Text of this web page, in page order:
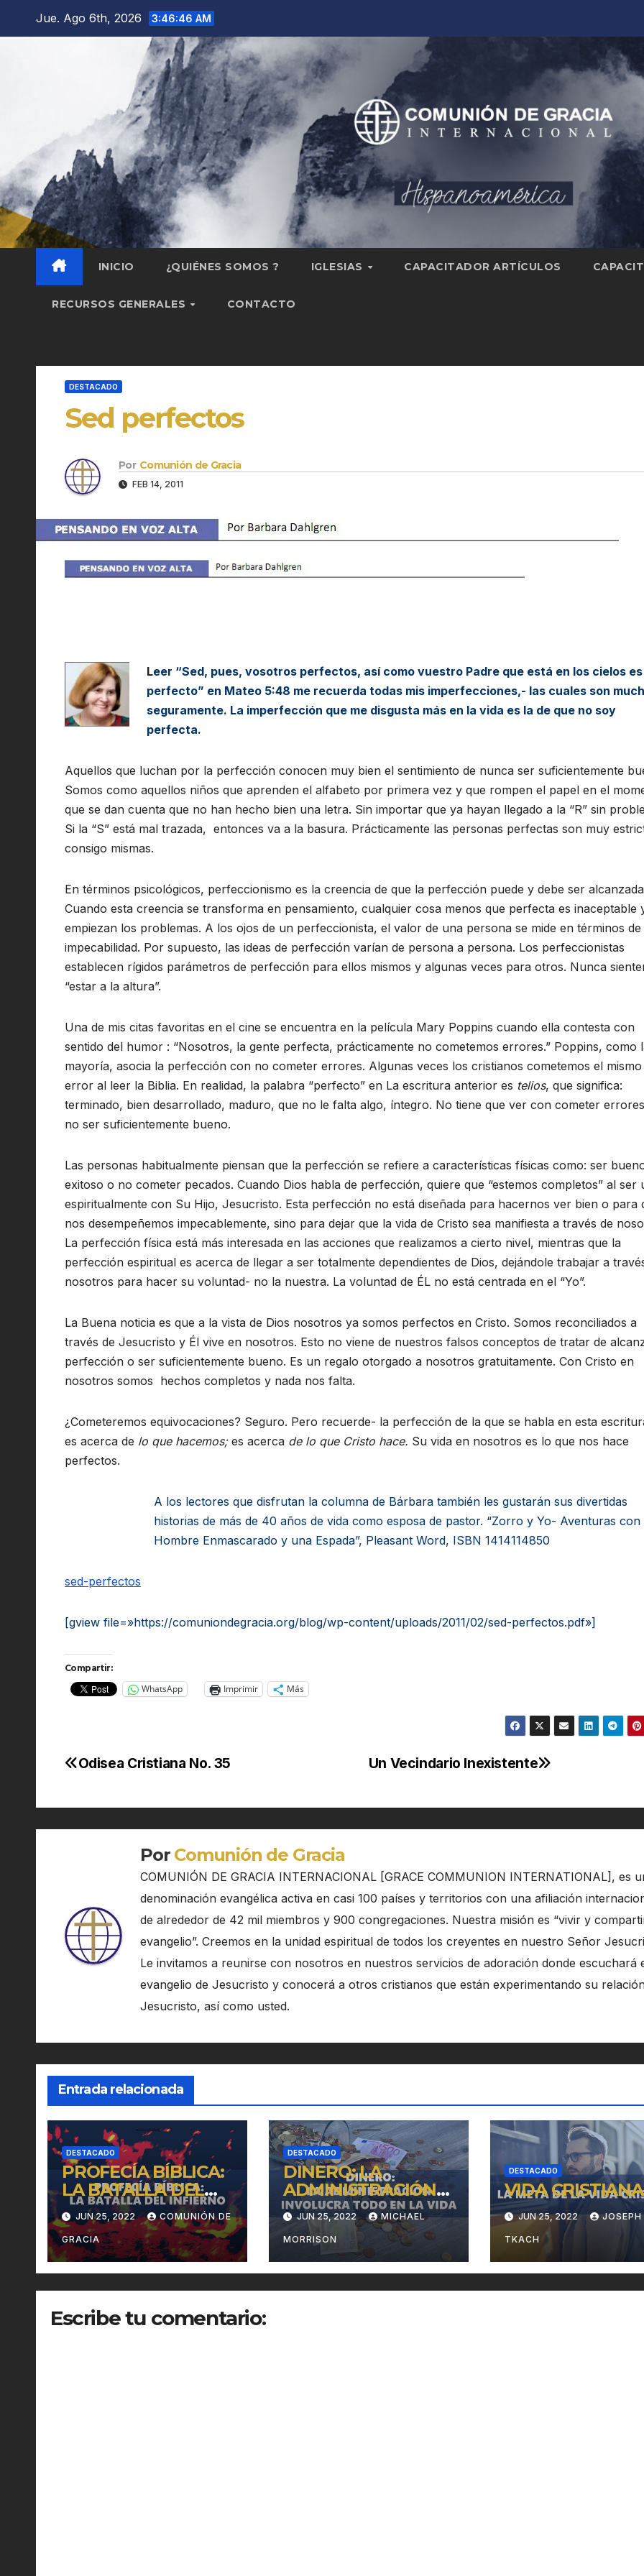
Jue. Ago 6th, 2026 3:46:47 AM
INICIO ¿QUIÉNES SOMOS ? IGLESIAS CAPACITADOR ARTÍCULOS
RECURSOS GENERALES CONTACTO
DESTACADO
Sed perfectos
Por Comunión de Gracia
FEB 14, 2011
Leer “Sed, pues, vosotros perfectos, así como vuestro Padre que está en los cielos es
perfecto” en Mateo 5:48 me recuerda todas mis imperfecciones,- las cuales son
seguramente. La imperfección que me disgusta más en la vida es la de que no soy
perfecta.
Aquellos que luchan por la perfección conocen muy bien el sentimiento de nunca ser suficientemente
Somos como aquellos niños que aprenden el alfabeto por primera vez y que rompen el papel en el
que se dan cuenta que no han hecho bien una letra. Sin importar que ya hayan llegado a la “R” sin
Si la “S” está mal trazada, entonces va a la basura. Prácticamente las personas perfectas son muy
consigo mismas.
En términos psicológicos, perfeccionismo es la creencia de que la perfección puede y debe ser
Cuando esta creencia se transforma en pensamiento, cualquier cosa menos que perfecta es inaceptable
empiezan los problemas. A los ojos de un perfeccionista, el valor de una persona se mide en términos de
impecabilidad. Por supuesto, las ideas de perfección varían de persona a persona. Los perfeccionistas
establecen rígidos parámetros de perfección para ellos mismos y algunas veces para otros. Nunca
“estar a la altura”.
Una de mis citas favoritas en el cine se encuentra en la película Mary Poppins cuando ella contesta con
sentido del humor : “Nosotros, la gente perfecta, prácticamente no cometemos errores.” Poppins, como
mayoría, asocia la perfección con no cometer errores. Algunas veces los cristianos cometemos el mismo
error al leer la Biblia. En realidad, la palabra “perfecto” en La escritura anterior es telios, que significa:
terminado, bien desarrollado, maduro, que no le falta algo, íntegro. No tiene que ver con cometer
no ser suficientemente bueno.
Las personas habitualmente piensan que la perfección se refiere a características físicas como: ser
exitoso o no cometer pecados. Cuando Dios habla de perfección, quiere que “estemos completos” al ser
espiritualmente con Su Hijo, Jesucristo. Esta perfección no está diseñada para hacernos ver bien o para
nos desempeñemos impecablemente, sino para dejar que la vida de Cristo sea manifiesta a través de
La perfección física está más interesada en las acciones que realizamos a cierto nivel, mientras que la
perfección espiritual es acerca de llegar a ser totalmente dependientes de Dios, dejándole trabajar a
nosotros para hacer su voluntad- no la nuestra. La voluntad de ÉL no está centrada en el “Yo”.
La Buena noticia es que a la vista de Dios nosotros ya somos perfectos en Cristo. Somos reconciliados a
través de Jesucristo y Él vive en nosotros. Esto no viene de nuestros falsos conceptos de tratar de
perfección o ser suficientemente bueno. Es un regalo otorgado a nosotros gratuitamente. Con Cristo en
nosotros somos hechos completos y nada nos falta.
¿Cometeremos equivocaciones? Seguro. Pero recuerde- la perfección de la que se habla en esta
es acerca de lo que hacemos; es acerca de lo que Cristo hace. Su vida en nosotros es lo que nos hace
perfectos.
A los lectores que disfrutan la columna de Bárbara también les gustarán sus divertidas
historias de más de 40 años de vida como esposa de pastor. “Zorro y Yo- Aventuras con
Hombre Enmascarado y una Espada”, Pleasant Word, ISBN 1414114850
sed-perfectos
[gview file=»https://comuniondegracia.org/blog/wp-content/uploads/2011/02/sed-perfectos.pdf»]
Compartir:
WhatsApp Imprimir Más
Navegación
entradas
Un Vecindario Inexistente
Odisea Cristiana No. 35
Por Comunión de Gracia
COMUNIÓN DE GRACIA INTERNACIONAL [GRACE COMMUNION INTERNATIONAL], es
denominación evangélica activa en casi 100 países y territorios con una afiliación
de alrededor de 42 mil miembros y 900 congregaciones. Nuestra misión es “vivir y
evangelio”. Creemos en la unidad espiritual de todos los creyentes en nuestro Señor
Le invitamos a reunirse con nosotros en nuestros servicios de adoración donde escuchará
evangelio de Jesucristo y conocerá a otros cristianos que están experimentando su
Jesucristo, así como usted.
Entrada relacionada
DESTACADO
PROFECÍA BÍBLICA:
LA BATALLA DEL
INFIERNO
JUN 25, 2022 COMUNIÓN DE
GRACIA
DESTACADO
DINERO: LA
ADMINISTRACIÓN
INVOLUCRA TODO
EN LA VIDA
JUN 25, 2022 MICHAEL
MORRISON
DESTACADO
VIDA
JUN 25, 2022 JOSEPH
TKACH
Escribe tu comentario: